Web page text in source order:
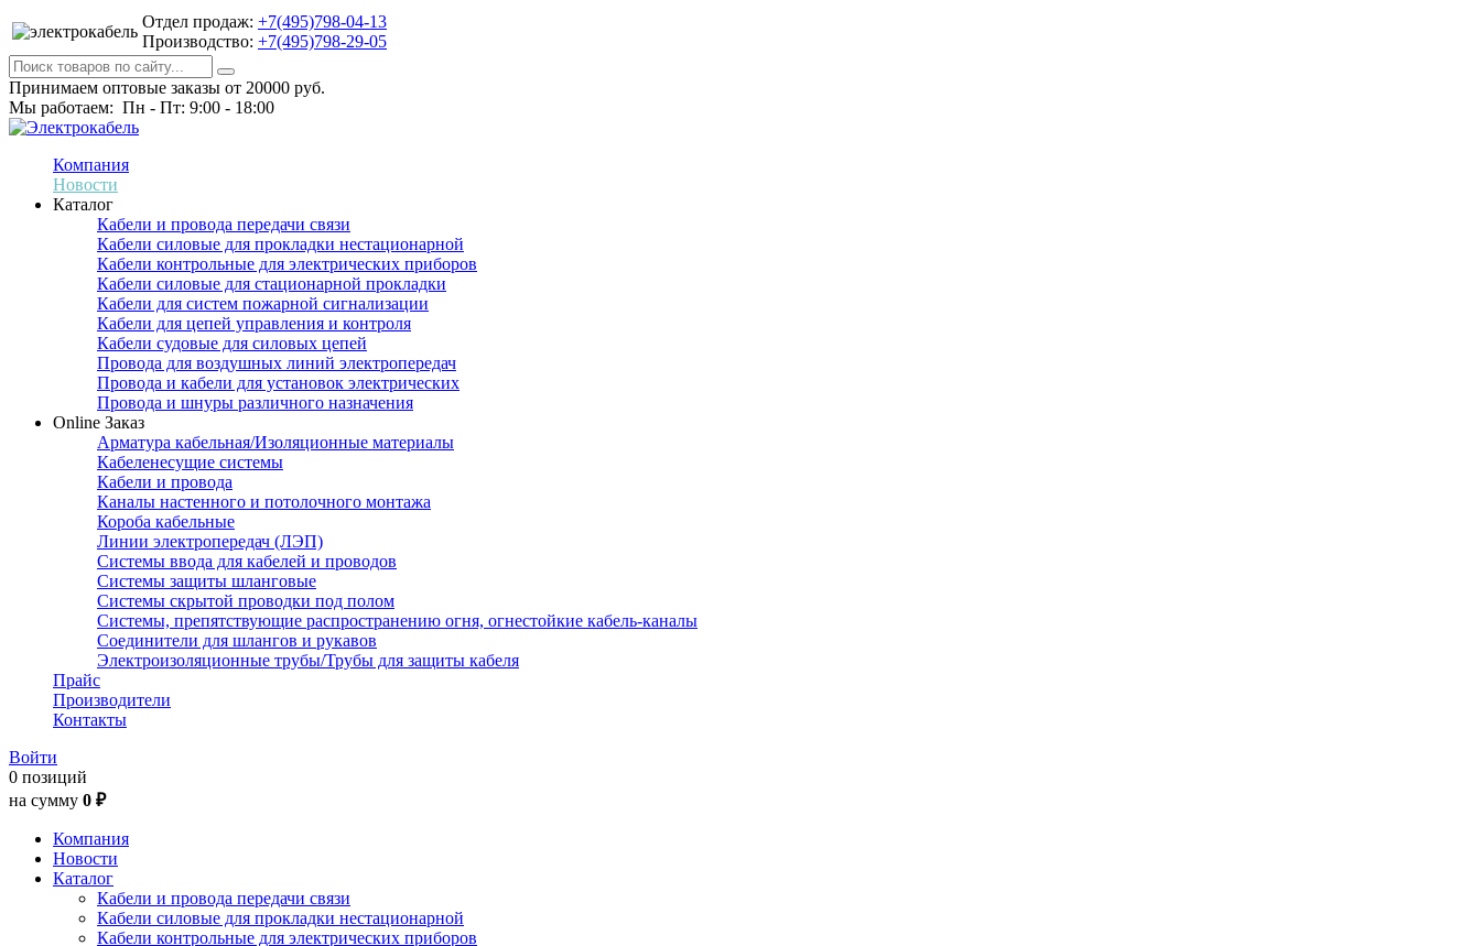
Отдел продаж: +7(495)798-04-13
Производство: +7(495)798-29-05
Принимаем оптовые заказы от 20000 руб.
Мы работаем: Пн - Пт: 9:00 - 18:00
Компания
Новости
Каталог
Кабели и провода передачи связи
Кабели силовые для прокладки нестационарной
Кабели контрольные для электрических приборов
Кабели силовые для стационарной прокладки
Кабели для систем пожарной сигнализации
Кабели для цепей управления и контроля
Кабели судовые для силовых цепей
Провода для воздушных линий электропередач
Провода и кабели для установок электрических
Провода и шнуры различного назначения
Online Заказ
Арматура кабельная/Изоляционные материалы
Кабеленесущие системы
Кабели и провода
Каналы настенного и потолочного монтажа
Короба кабельные
Линии электропередач (ЛЭП)
Системы ввода для кабелей и проводов
Системы защиты шланговые
Системы скрытой проводки под полом
Системы, препятствующие распространению огня, огнестойкие кабель-каналы
Соединители для шлангов и рукавов
Электроизоляционные трубы/Трубы для защиты кабеля
Прайс
Производители
Контакты
Войти
0 позиций
на сумму 0 ₽
Компания
Новости
Каталог
Кабели и провода передачи связи
Кабели силовые для прокладки нестационарной
Кабели контрольные для электрических приборов